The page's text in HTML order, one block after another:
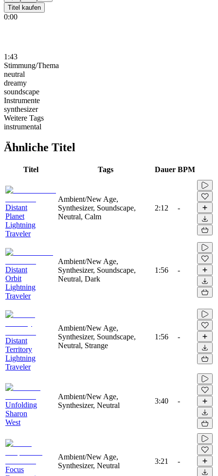
Titel kaufen
0:00
1:43
Stimmung/Thema
neutral
dreamy
soundscape
Instrumente
synthesizer
Weitere Tags
instrumental
Ähnliche Titel
Titel Tags Dauer BPM
Distant
Planet
Lightning
Traveler
Ambient/New Age,
Synthesizer, Soundscape,
Neutral, Calm
2:12 -
Distant
Orbit
Lightning
Traveler
Ambient/New Age,
Synthesizer, Soundscape,
Neutral, Dark
1:56 -
Distant
Territory
Lightning
Traveler
Ambient/New Age,
Synthesizer, Soundscape,
Neutral, Strange
1:56 -
Unfolding
Sharon
West
Ambient/New Age,
Synthesizer, Neutral
3:40 -
Focus
Ambient/New Age,
Synthesizer, Neutral
3:21 -